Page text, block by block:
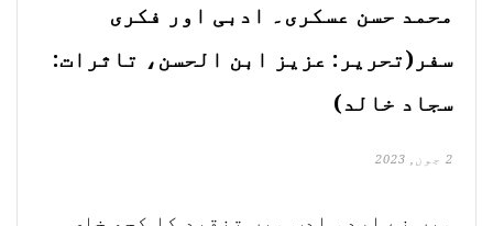
محمد حسن عسکری۔ ادبی اور فکری
سفر(تحریر: عزیز ابن الحسن، تاثرات:
سجاد خالد)
2 جون, 2023